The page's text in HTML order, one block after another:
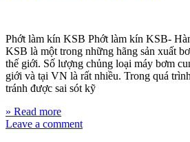
Phớt làm kín KSB Phớt làm kín KSB-
KSB là một trong những hãng sản xuất
thế giới. Số lượng chủng loại máy bơm
giới và tại VN là rất nhiều. Trong quá
tránh được sai sót kỹ
» Read more
Leave a comment